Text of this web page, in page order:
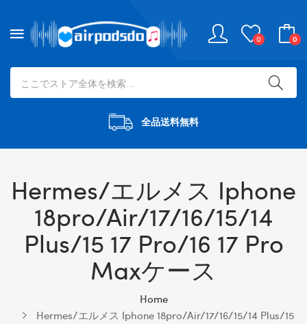
0 0
全品送料無料
Hermes/エルメス Iphone
18pro/Air/17/16/15/14
Plus/15 17 Pro/16 17 Pro
Maxケース
Home
Hermes/エルメス Iphone 18pro/Air/17/16/15/14 Plus/15